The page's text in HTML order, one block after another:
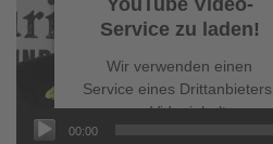
Service zu laden!
Wir verwenden einen
Service eines Drittanbieters,
um Videoinhalte
einzubetten. Dieser Service
00:00